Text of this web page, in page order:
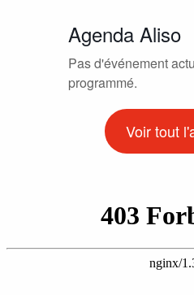
Agenda Aliso
Pas d'événement
programmé.
Voir tout